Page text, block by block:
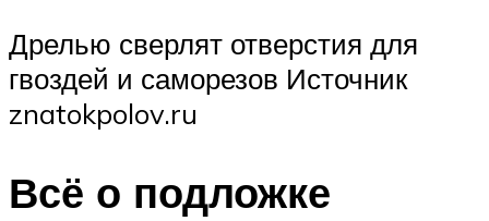
Дрелью сверлят отверстия для
гвоздей и саморезов Источник
znatokpolov.ru
Всё о подложке